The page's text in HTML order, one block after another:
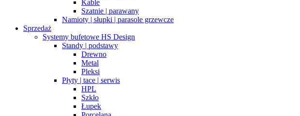
Kable
Szatnie | parawany
Namioty | słupki | parasole grzewcze
Sprzedaż
Systemy bufetowe HS Design
Standy | podstawy
Drewno
Metal
Pleksi
Płyty | tace | serwis
HPL
Szkło
Łupek